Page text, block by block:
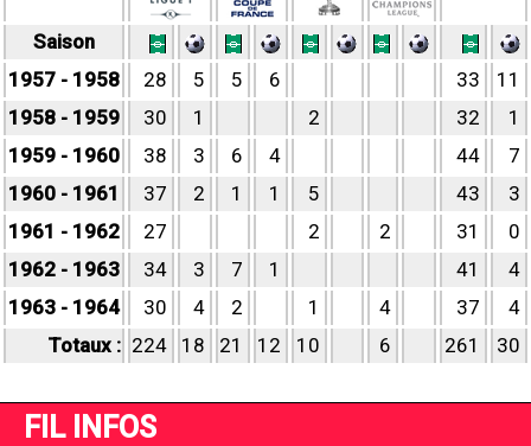
Saison
1957 - 1958
28 5 5 6 33
11
1958 - 1959
30 1 2 32
1
1959 - 1960
38 3 6 4 44
7
1960 - 1961
37 2 1 1 5 43
3
1961 - 1962
27 2 2 31
0
1962 - 1963
34 3 7 1 41
4
1963 - 1964
30 4 2 1 4 37
4
Totaux : 224 18 21 12 10 6 261 30
FIL INFOS